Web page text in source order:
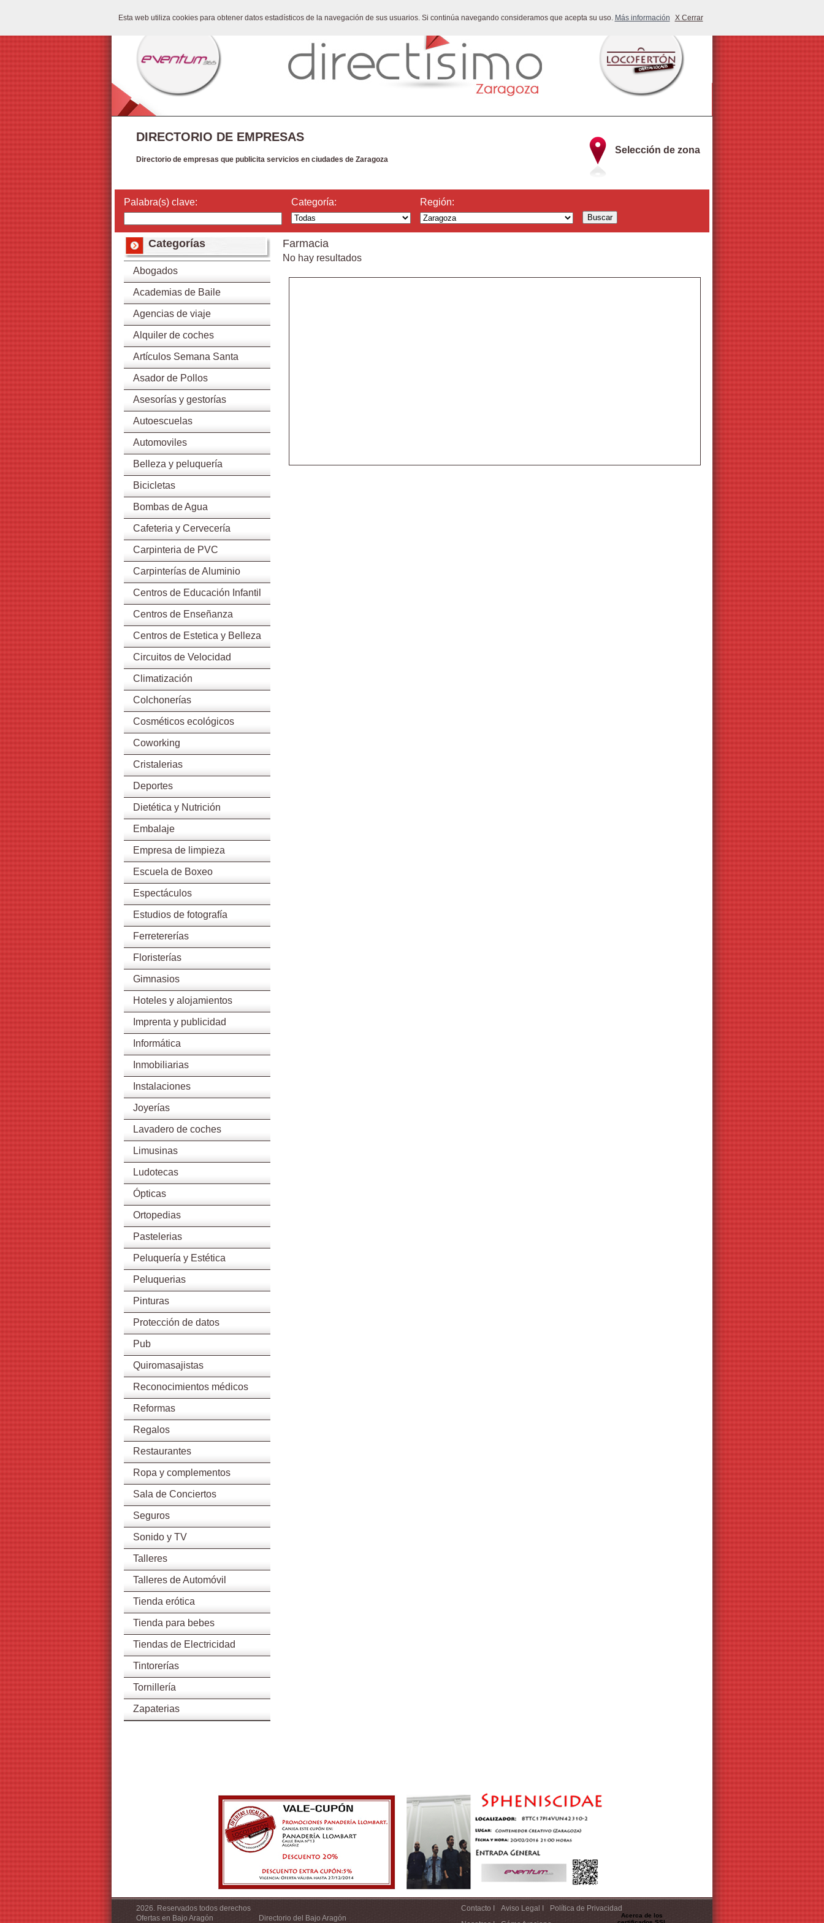
Esta web utiliza cookies para obtener datos estadísticos de la navegación de sus usuarios. Si continúa navegando consideramos que acepta su uso. Más información X Cerrar
Selección de zona
DIRECTORIO DE EMPRESAS
Directorio de empresas que publicita servicios en ciudades de Zaragoza
Palabra(s) clave: Categoría: Región:
Categorías
Abogados
Academias de Baile
Agencias de viaje
Alquiler de coches
Artículos Semana Santa
Asador de Pollos
Asesorías y gestorías
Autoescuelas
Automoviles
Belleza y peluquería
Bicicletas
Bombas de Agua
Cafeteria y Cervecería
Carpinteria de PVC
Carpinterías de Aluminio
Centros de Educación Infantil
Centros de Enseñanza
Centros de Estetica y Belleza
Circuitos de Velocidad
Climatización
Colchonerías
Cosméticos ecológicos
Coworking
Cristalerias
Deportes
Dietética y Nutrición
Embalaje
Empresa de limpieza
Escuela de Boxeo
Espectáculos
Estudios de fotografía
Ferretererías
Floristerías
Gimnasios
Hoteles y alojamientos
Imprenta y publicidad
Informática
Inmobiliarias
Instalaciones
Joyerías
Lavadero de coches
Limusinas
Ludotecas
Ópticas
Ortopedias
Pastelerias
Peluquería y Estética
Peluquerias
Pinturas
Protección de datos
Pub
Quiromasajistas
Reconocimientos médicos
Reformas
Regalos
Restaurantes
Ropa y complementos
Sala de Conciertos
Seguros
Sonido y TV
Talleres
Talleres de Automóvil
Tienda erótica
Tienda para bebes
Tiendas de Electricidad
Tintorerías
Tornillería
Zapaterias
Farmacia
No hay resultados
2026. Reservados todos derechos
Ofertas en Bajo Aragón
Directorio del Bajo Aragón
Contacto I Aviso Legal I
Política de Privacidad
Acerca de los